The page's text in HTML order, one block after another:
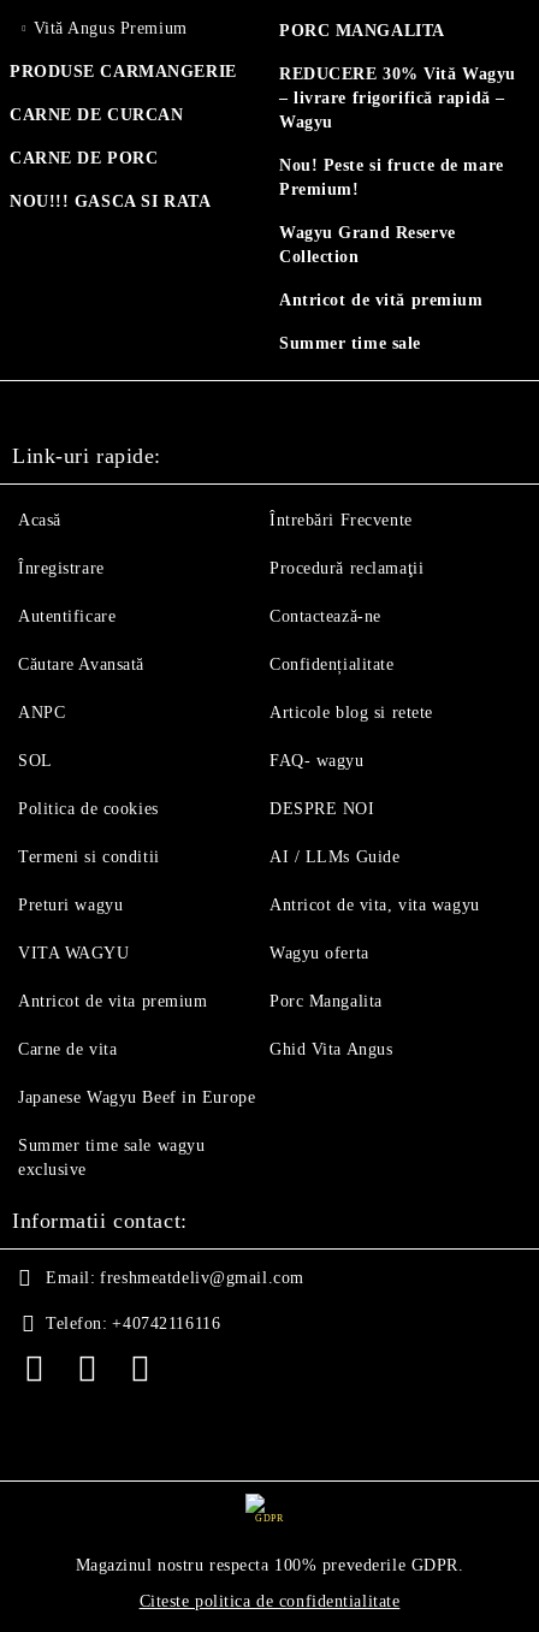
Vită Angus Premium
PRODUSE CARMANGERIE
CARNE DE CURCAN
CARNE DE PORC
NOU!!! GASCA SI RATA
PORC MANGALITA
REDUCERE 30% Vită Wagyu
– livrare frigorifică rapidă –
Wagyu
Nou! Peste si fructe de mare
Premium!
Wagyu Grand Reserve
Collection
Antricot de vită premium
Summer time sale
Link-uri rapide:
Acasă
Înregistrare
Autentificare
Căutare Avansată
Întrebări Frecvente
Procedură reclamaţii
Contactează-ne
Confidențialitate
ANPC
SOL
Politica de cookies
Termeni si conditii
Articole blog si retete
FAQ- wagyu
DESPRE NOI
AI / LLMs Guide
Preturi wagyu
VITA WAGYU
Antricot de vita premium
Carne de vita
Antricot de vita, vita wagyu
Wagyu oferta
Porc Mangalita
Ghid Vita Angus
Japanese Wagyu Beef in Europe
Summer time sale wagyu
exclusive
Informatii contact:
Email: freshmeatdeliv@gmail.com
Telefon: +40742116116
GDPR
Magazinul nostru respecta 100% prevederile GDPR.
Citeste politica de confidentialitate